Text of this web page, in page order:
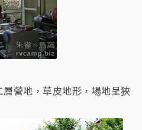
營地，草皮地形，場地呈狹